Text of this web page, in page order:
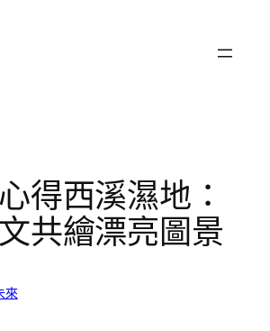
得西溪濕地：
共繪漂亮圖景
來